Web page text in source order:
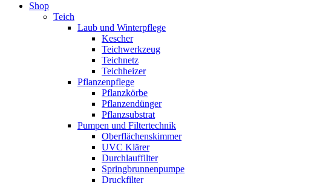
Shop
Teich
Laub und Winterpflege
Kescher
Teichwerkzeug
Teichnetz
Teichheizer
Pflanzenpflege
Pflanzkörbe
Pflanzendünger
Pflanzsubstrat
Pumpen und Filtertechnik
Oberflächenskimmer
UVC Klärer
Durchlauffilter
Springbrunnenpumpe
Druckfilter